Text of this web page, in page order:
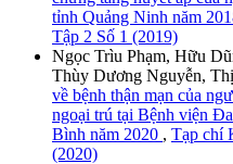
tỉnh Quảng Ninh năm
Tập 2 Số 1 (2019)
Ngọc Trìu Phạm, Hữu
Thùy Dương Nguyễn,
về bệnh thận mạn của
ngoại trú tại Bệnh viện
Bình năm 2020 , Tạp chí
(2020)